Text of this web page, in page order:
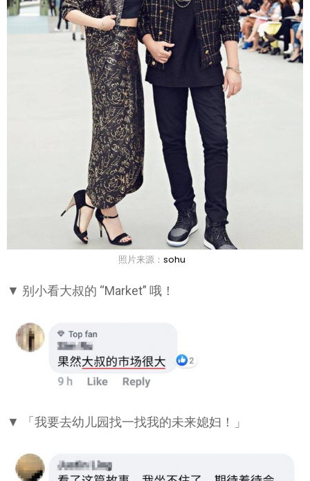
照片来源： sohu
▼ 别小看大叔的 “Market” 哦！
▼ 「我要去幼儿园找一找我的未来媳妇！」